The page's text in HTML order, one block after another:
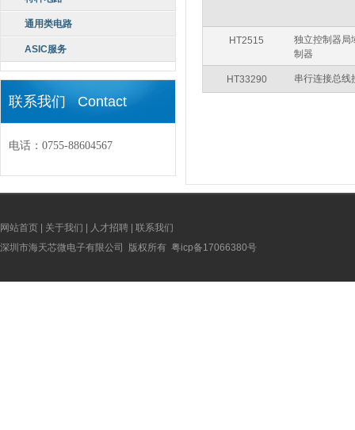
通用类电路
ASIC服务
联系我们 Contact
电话：0755-88604567
HT2515
独立控制器局
制器
HT33290 串行连接总线
网站首页 关于我们 人才招聘
联系我们
深圳市海天芯微电子有限公司 版权所有 粤icp备17066380号